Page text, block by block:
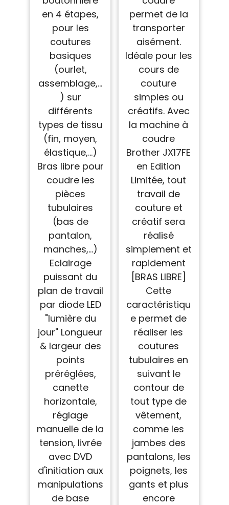
en 4 étapes,
pour les
coutures
basiques
(ourlet,
assemblage,...
) sur
différents
types de tissu
(fin, moyen,
élastique,...)
Bras libre pour
coudre les
pièces
tubulaires
(bas de
pantalon,
manches,...)
Eclairage
puissant du
plan de travail
par diode LED
"lumière du
jour" Longueur
& largeur des
points
préréglées,
canette
horizontale,
réglage
manuelle de la
tension, livrée
avec DVD
d'initiation aux
manipulations
de base
permet de la
transporter
aisément.
Idéale pour les
cours de
couture
simples ou
créatifs. Avec
la machine à
coudre
Brother JX17FE
en Edition
Limitée, tout
travail de
couture et
créatif sera
réalisé
simplement et
rapidement
[BRAS LIBRE]
Cette
caractéristiqu
e permet de
réaliser les
coutures
tubulaires en
suivant le
contour de
tout type de
vêtement,
comme les
jambes des
pantalons, les
poignets, les
gants et plus
encore